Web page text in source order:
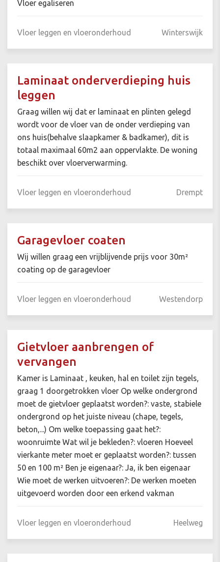
Vloer egaliseren
Vloer leggen en vloeronderhoud Winterswijk
Laminaat onderverdieping huis
leggen
Graag willen wij dat er laminaat en plinten gelegd
wordt voor de vloer van de onder verdieping van
ons huis(behalve slaapkamer & badkamer), dit is
totaal maximaal 60m2 aan oppervlakte. De woning
beschikt over vloerverwarming.
Vloer leggen en vloeronderhoud Drempt
Garagevloer coaten
Wij willen graag een vrijblijvende prijs voor 30m²
coating op de garagevloer
Vloer leggen en vloeronderhoud Westendorp
Gietvloer aanbrengen of
vervangen
Kamer is Laminaat , keuken, hal en toilet zijn tegels,
graag 1 doorgetrokken vloer Op welke ondergrond
moet de gietvloer geplaatst worden?: vaste, stabiele
ondergrond op het juiste niveau (chape, tegels,
beton,...) Om welke toepassing gaat het?:
woonruimte Wat wil je bekleden?: vloeren Hoeveel
vierkante meter moet er geplaatst worden?: tussen
50 en 100 m² Ben je eigenaar?: Ja, ik ben eigenaar
Wie moet de werken uitvoeren?: De werken moeten
uitgevoerd worden door een erkend vakman
Vloer leggen en vloeronderhoud Heelweg